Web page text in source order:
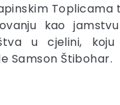
Toplicama
kao
u cjelini,
Samson Štibohar.